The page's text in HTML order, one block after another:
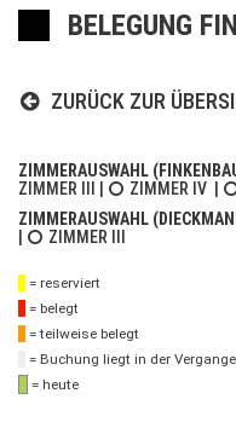
BELEGUNG
ZURÜCK ZUR
ZIMMERAUSWAHL
ZIMMER III
ZIMMER IV
ZIMMERAUSWAHL
ZIMMER III
= reserviert
= belegt
= teilweise belegt
= Buchung liegt in der
= heute